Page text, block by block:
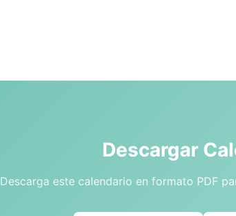
Descargar
Descarga este calendario en formato PDF